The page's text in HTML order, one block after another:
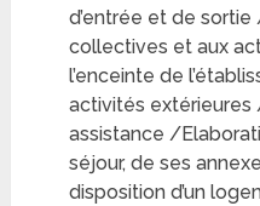
d’entrée et de
collectives et aux
l’enceinte de
activités
assistance /
séjour, de ses
disposition d’un